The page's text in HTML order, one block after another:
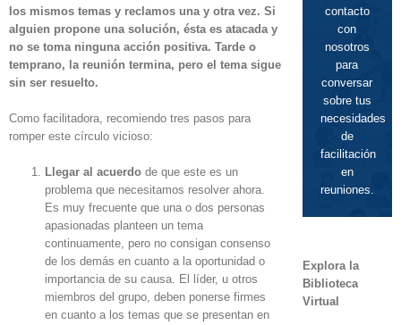
los mismos temas y reclamos una y otra vez. Si
alguien propone una solución, ésta es atacada y
no se toma ninguna acción positiva. Tarde o
temprano, la reunión termina, pero el tema sigue
sin ser resuelto.
Como facilitadora, recomiendo tres pasos para
romper este círculo vicioso:
Llegar al acuerdo de que este es un
problema que necesitamos resolver ahora.
Es muy frecuente que una o dos personas
apasionadas planteen un tema
continuamente, pero no consigan consenso
de los demás en cuanto a la oportunidad o
importancia de su causa. El líder, u otros
miembros del grupo, deben ponerse firmes
en cuanto a los temas que se presentan en
contacto
con
nosotros
para
conversar
sobre tus
necesidades
de
facilitación
en
reuniones.
Explora la
Biblioteca
Virtual